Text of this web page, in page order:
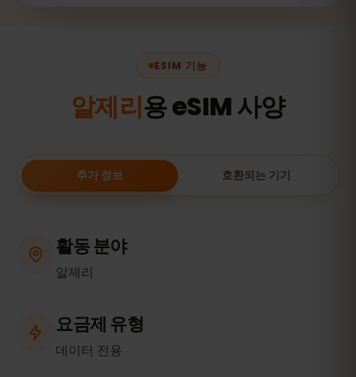
ESIM 기능
알제리용 eSIM 사양
추가 정보 호환되는 기기
활동 분야
알제리
요금제 유형
데이터 전용